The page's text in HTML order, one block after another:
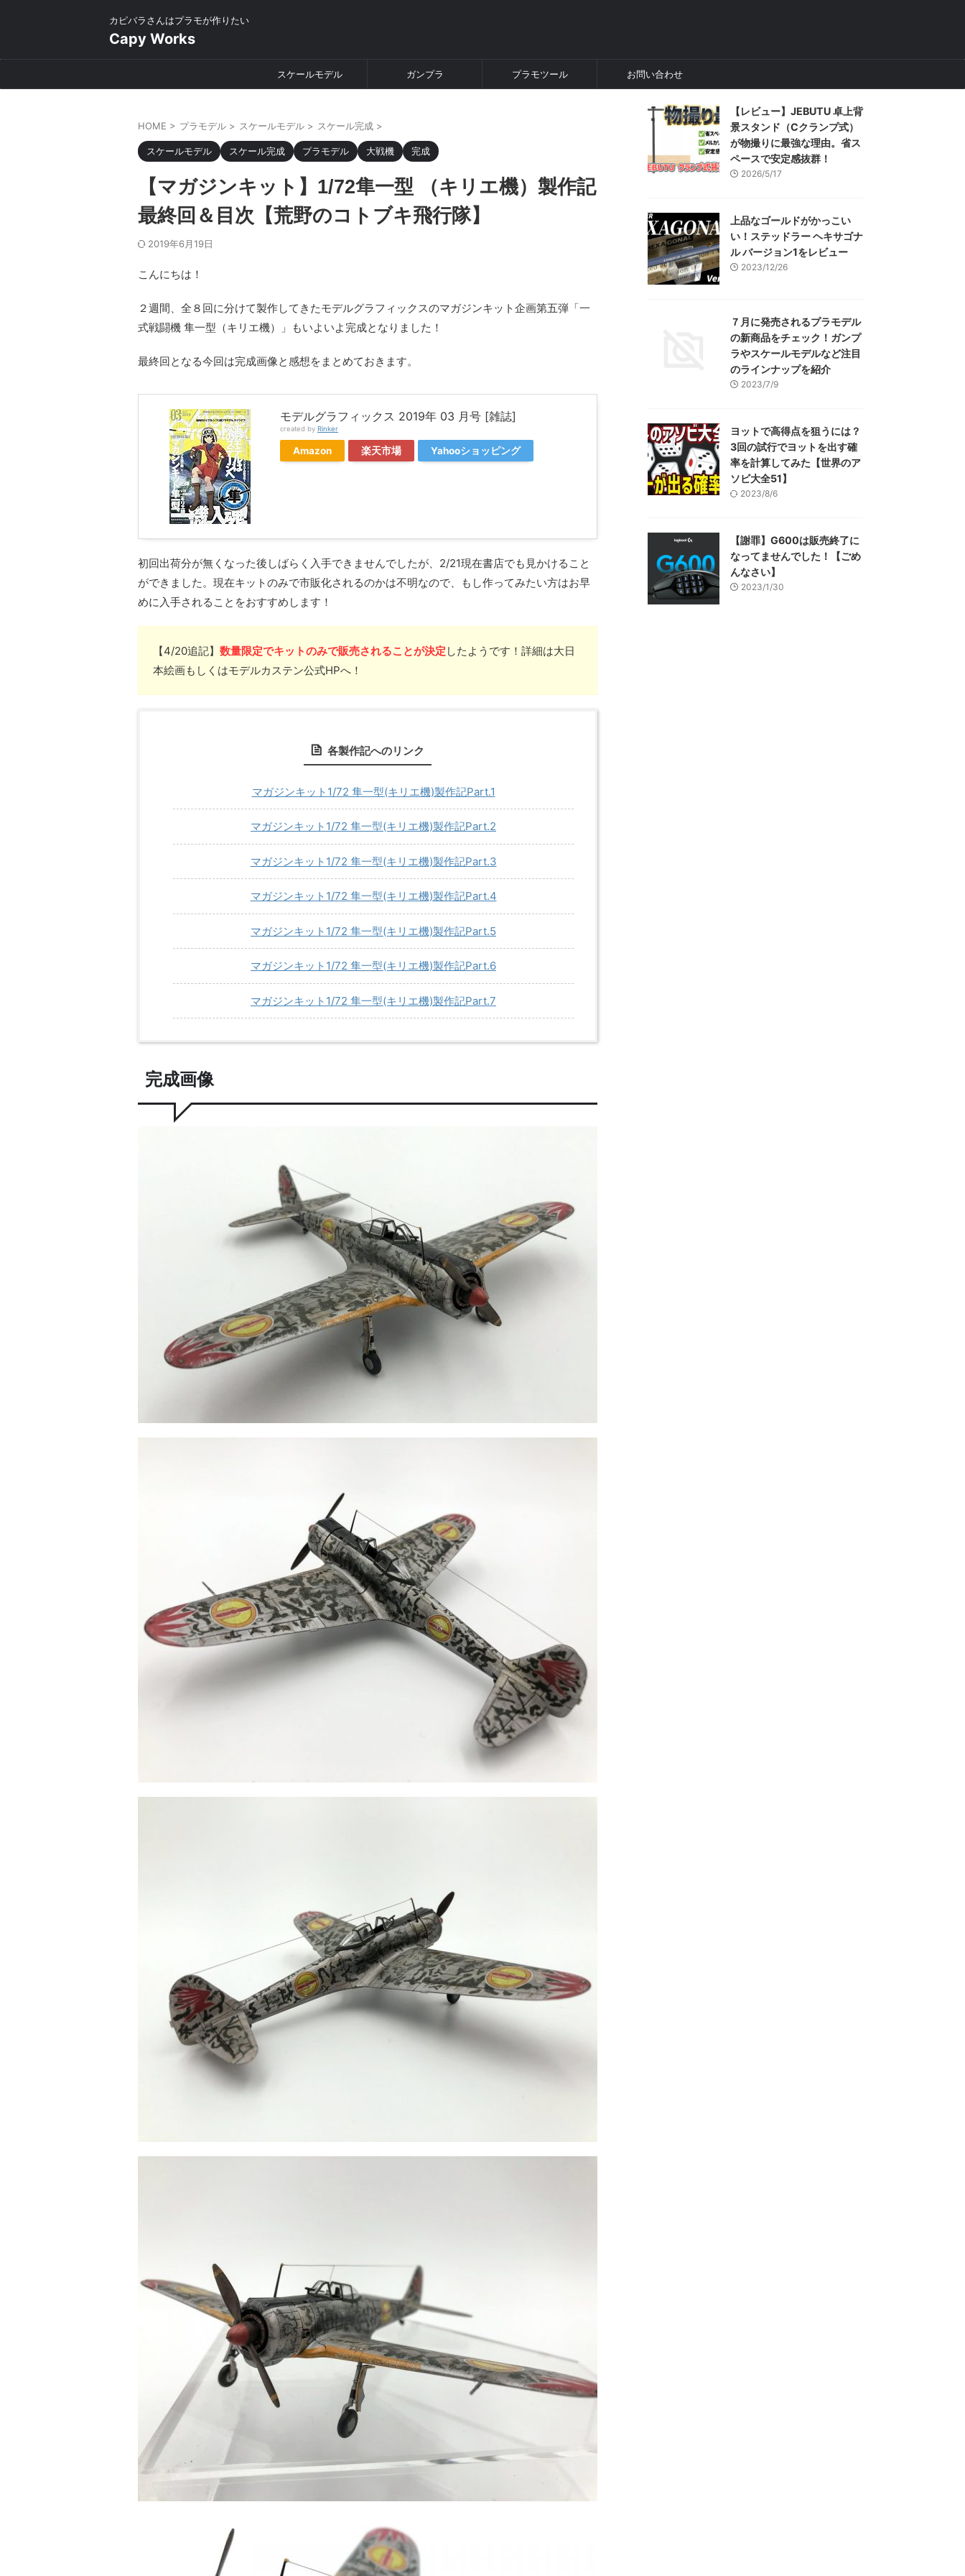
カピバラさんはプラモが作りたい
Capy Works
スケールモデル ガンプラ プラモツール お問い合わせ
HOME > プラモデル > スケールモデル > スケール完成 >
スケールモデル スケール完成 プラモデル 大戦機 完成
【マガジンキット】1/72隼一型 （キリエ機）製作記
最終回＆目次【荒野のコトブキ飛行隊】
2019年6月19日
こんにちは！
２週間、全８回に分けて製作してきたモデルグラフィックスのマガジンキット企画第五弾「一
式戦闘機 隼一型（キリエ機）」もいよいよ完成となりました！
最終回となる今回は完成画像と感想をまとめておきます。
モデルグラフィックス 2019年 03 月号 [雑誌]
created by Rinker
Amazon 楽天市場 Yahooショッピング
初回出荷分が無くなった後しばらく入手できませんでしたが、2/21現在書店でも見かけること
ができました。現在キットのみで市販化されるのかは不明なので、もし作ってみたい方はお早
めに入手されることをおすすめします！
【4/20追記】 数量限定でキットのみで販売されることが決定 したようです！詳細は大日
本絵画もしくはモデルカステン公式HPへ！
各製作記へのリンク
マガジンキット1/72 隼一型(キリエ機)製作記Part.1
マガジンキット1/72 隼一型(キリエ機)製作記Part.2
マガジンキット1/72 隼一型(キリエ機)製作記Part.3
マガジンキット1/72 隼一型(キリエ機)製作記Part.4
マガジンキット1/72 隼一型(キリエ機)製作記Part.5
マガジンキット1/72 隼一型(キリエ機)製作記Part.6
マガジンキット1/72 隼一型(キリエ機)製作記Part.7
完成画像
【レビュー】JEBUTU 卓上背
景スタンド（Cクランプ式）
が物撮りに最強な理由。省ス
ペースで安定感抜群！
2026/5/17
上品なゴールドがかっこい
い！ステッドラー ヘキサゴナ
ル バージョン1をレビュー
2023/12/26
７月に発売されるプラモデル
の新商品をチェック！ガンプ
ラやスケールモデルなど注目
のラインナップを紹介
2023/7/9
ヨットで高得点を狙うには？
3回の試行でヨットを出す確
率を計算してみた【世界のア
ソビ大全51】
2023/8/6
【謝罪】G600は販売終了に
なってませんでした！【ごめ
んなさい】
2023/1/30